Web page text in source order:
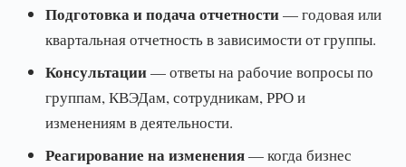
Подготовка и подача отчетности— годовая или
квартальная отчетность в зависимости от группы.
Консультации— ответы на рабочие вопросы по
группам, КВЭДам, сотрудникам, РРО и
изменениям в деятельности.
Реагирование на изменения— когда бизнес